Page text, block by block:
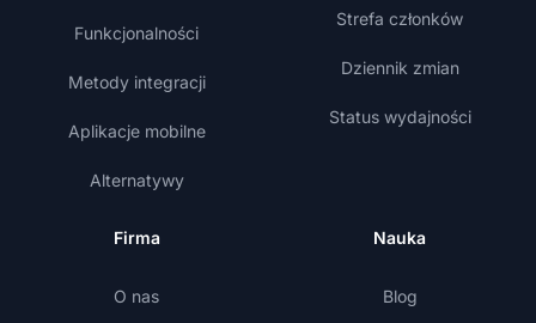
Funkcjonalności
Metody integracji
Aplikacje mobilne
Alternatywy
Strefa członków
Dziennik zmian
Status wydajności
Firma
O nas
Nauka
Blog